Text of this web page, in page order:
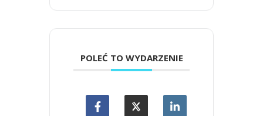
POLEĆ TO WYDARZENIE